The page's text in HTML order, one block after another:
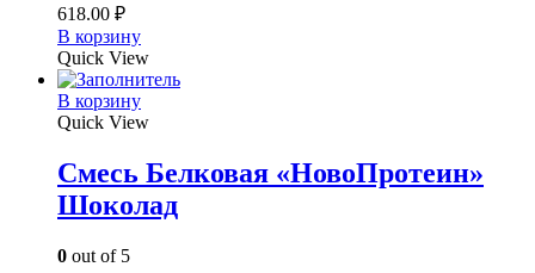
618.00 ₽
В корзину
Quick View
В корзину
Quick View
Смесь Белковая «НовоПротеин»
Шоколад
0 out of 5